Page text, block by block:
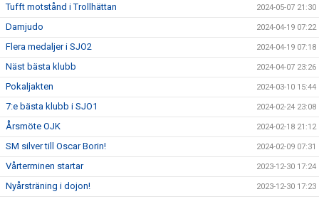
Tufft motstånd i Trollhättan 2024-05-07 21:30
Damjudo 2024-04-19 07:22
Flera medaljer i SJO2 2024-04-19 07:18
Näst bästa klubb 2024-04-07 23:26
Pokaljakten 2024-03-10 15:44
7:e bästa klubb i SJO1 2024-02-24 23:08
Årsmöte OJK 2024-02-18 21:12
SM silver till Oscar Borin! 2024-02-09 07:31
Vårterminen startar 2023-12-30 17:24
Nyårsträning i dojon! 2023-12-30 17:23